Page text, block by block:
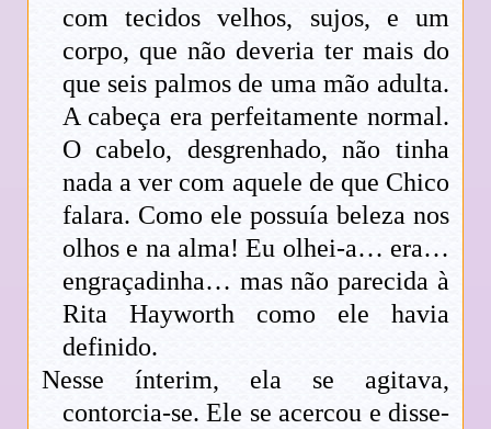
com tecidos velhos, sujos, e um
corpo, que não deveria ter mais do
que seis palmos de uma mão adulta.
A cabeça era perfeitamente normal.
O cabelo, desgrenhado, não tinha
nada a ver com aquele de que Chico
falara. Como ele possuía beleza nos
olhos e na alma! Eu olhei-a… era…
engraçadinha… mas não parecida à
Rita Hayworth como ele havia
definido.
Nesse ínterim, ela se agitava,
contorcia-se. Ele se acercou e disse-